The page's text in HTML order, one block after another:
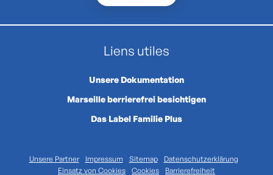
Liens utiles
Unsere Dokumentation
Marseille berrierefrei besichtigen
Das Label Familie Plus
Unsere Partner Impressum Sitemap
Datenschutzerklärung
Einsatz von Cookies
Cookies Barrierefreiheit